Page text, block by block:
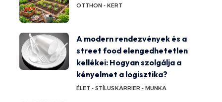
OTTHON - KERT
A modern rendezvények és a
street food elengedhetetlen
kellékei: Hogyan szolgálja a
kényelmet a logisztika?
ÉLET - STÍLUSKARRIER - MUNKA